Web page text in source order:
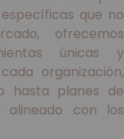
que no
ofrecemos
únicas y
organización,
hasta planes de
alineado con los